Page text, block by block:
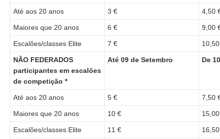
Até aos 20 anos 3 € 4,50
Maiores que 20 anos 6 € 9,00
Escalões/classes Elite 7 €
NÃO FEDERADOS
participantes em escalões
de competição *
Até 09 de Setembro De
Até aos 20 anos 5 € 7,50
Maiores que 20 anos 10 €
Escalões/classes Elite 11 €